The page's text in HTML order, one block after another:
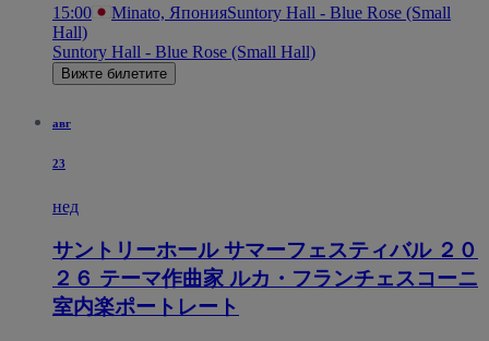
15:00 Minato, ЯпонияSuntory Hall - Blue Rose (Small
Hall)
Suntory Hall - Blue Rose (Small Hall)
Вижте билетите
авг
23
нед
サントリーホール サマーフェスティバル ２０
２６ テーマ作曲家 ルカ・フランチェスコーニ
室内楽ポートレート